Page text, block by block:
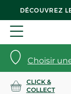
DÉCOUVREZ
Choisir
CLICK &
COLLECT